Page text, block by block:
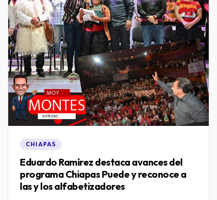
CHIAPAS
Eduardo Ramírez destaca avances del
programa Chiapas Puede y reconoce a